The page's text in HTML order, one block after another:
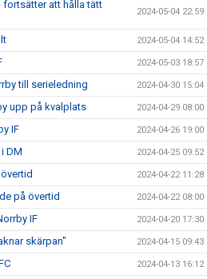
fortsätter att hålla tätt
2024-05-04 22:59
2024-05-04 14:52
2024-05-03 18:57
till serieledning 2024-04-30 15:04
upp på kvalplats 2024-04-29 08:00
IF 2024-04-26 19:00
DM 2024-04-25 09:52
2024-04-22 11:28
på övertid 2024-04-22 08:00
IF 2024-04-20 17:30
skärpan" 2024-04-15 09:43
2024-04-13 16:12